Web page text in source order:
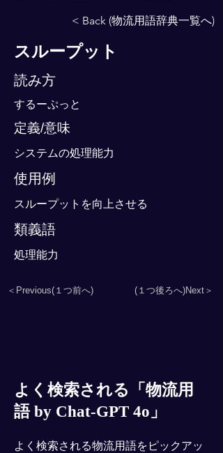
< Back (物流用語辞典一覧へ)
スループット
読み方
するーぷっと
定義/意味
システムの処理能力
使用例
スループットを向上させる
類義語
処理能力
＜Previous(１つ前へ) (１つ後ろへ)Next＞
よく検索される「物流用
語 by Chat-GPT 4o」
よく検索される物流用語をピックアッ